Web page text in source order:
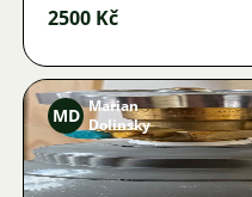
2500 Kč
MD Marian
Dolinsky